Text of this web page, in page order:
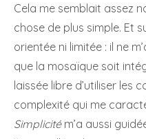
Cela me semblait assez
chose de plus simple. Et
orientée ni limitée : il ne
que la mosaïque soit
laissée libre d’utiliser les
complexité qui me
Simplicitém’a aussi